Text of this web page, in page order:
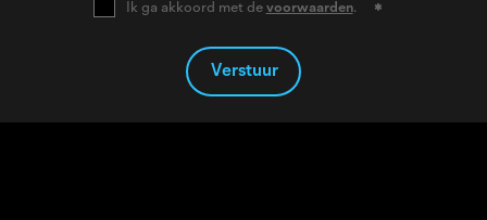
Ik ga akkoord met de voorwaarden.
Verstuur